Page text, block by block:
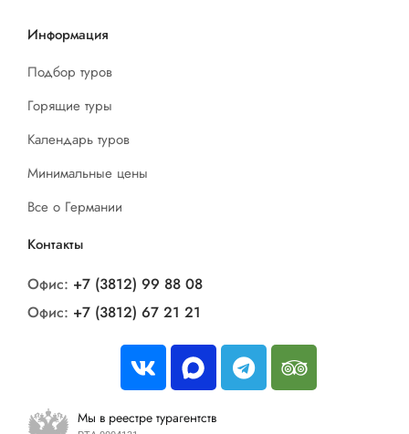
Информация
Подбор туров
Горящие туры
Календарь туров
Минимальные цены
Все о Германии
Контакты
Офис: +7 (3812) 99 88 08
Офис: +7 (3812) 67 21 21
Мы в реестре турагентств